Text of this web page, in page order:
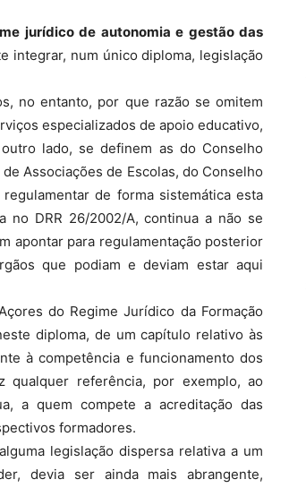
jurídico de autonomia e gestão das
integrar, num único diploma, legislação
no entanto, por que razão se omitem
especializados de apoio educativo,
lado, se definem as do Conselho
Associações de Escolas, do Conselho
de forma sistemática esta
no DRR 26/2002/A, continua a não se
apontar para regulamentação posterior
que podiam e deviam estar aqui
do Regime Jurídico da Formação
diploma, de um capítulo relativo às
à competência e funcionamento dos
qualquer referência, por exemplo, ao
a quem compete a acreditação das
formadores.
legislação dispersa relativa a um
devia ser ainda mais abrangente,